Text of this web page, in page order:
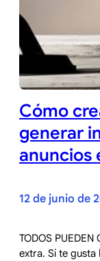
Cómo
generar
anuncios
12 de junio de
TODOS
extra. Si te gusta